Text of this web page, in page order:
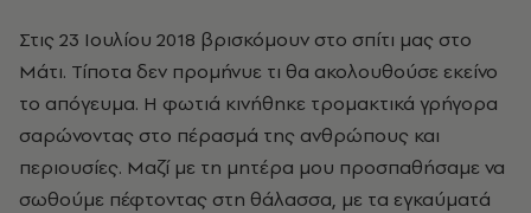
Στις 23 Ιουλίου 2018 βρισκόμουν στο σπίτι μας στο
Μάτι. Τίποτα δεν προμήνυε τι θα ακολουθούσε εκείνο
το απόγευμα. Η φωτιά κινήθηκε τρομακτικά γρήγορα
σαρώνοντας στο πέρασμά της ανθρώπους και
περιουσίες. Μαζί με τη μητέρα μου προσπαθήσαμε να
σωθούμε πέφτοντας στη θάλασσα, με τα εγκαύματά